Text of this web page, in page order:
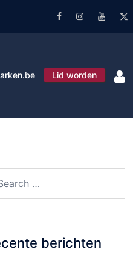
FacebookInstagram
Youtube
Lid worden
berichten